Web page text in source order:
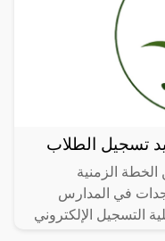
تسجيل الطلاب
الزمنية
في المدارس
عملية التسجيل الإلكتروني